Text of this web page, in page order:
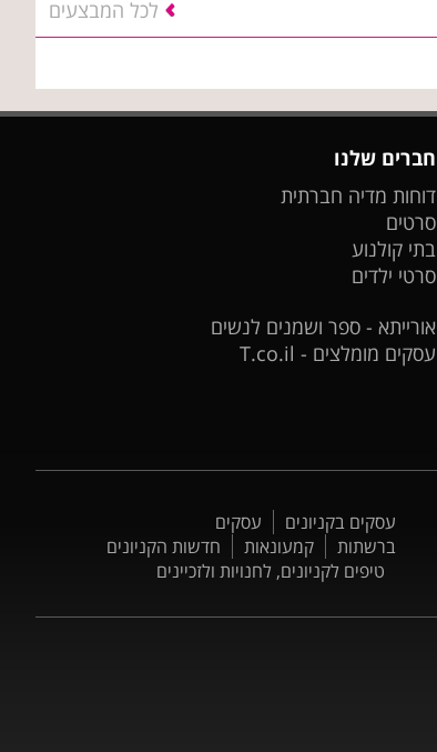
לכל המבצעים
חברים שלנו
דוחות מדיה חברתית
סרטים
בתי קולנוע
סרטי ילדים
אורייתא - ספר ושמנים לנשים
עסקים מומלצים - T.co.il
עסקים בקניונים
עסקים
ברשתות
קמעונאות
חדשות הקניונים
טיפים לקניונים, לחנויות ולזכיינים